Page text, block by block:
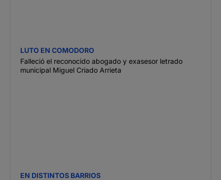
LUTO EN COMODORO
Falleció el reconocido abogado y exasesor letrado
municipal Miguel Criado Arrieta
EN DISTINTOS BARRIOS